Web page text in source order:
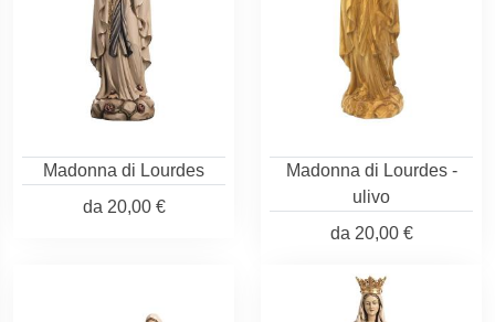
Madonna di Lourdes
da 20,00 €
Madonna di Lourdes -
ulivo
da 20,00 €